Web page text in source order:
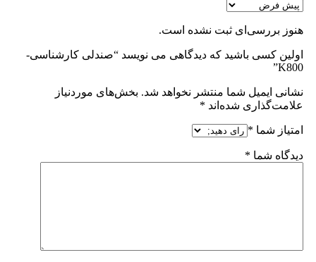
هنوز بررسی‌ای ثبت نشده است.
اولین کسی باشید که دیدگاهی می نویسد “صندلی کارشناسی-
K800”
نشانی ایمیل شما منتشر نخواهد شد. بخش‌های موردنیاز
علامت‌گذاری شده‌اند *
امتیاز شما *
دیدگاه شما *